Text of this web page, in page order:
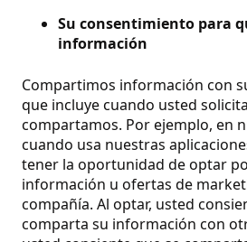
Su consentimiento para
información
Compartimos información con
que incluye cuando usted
compartamos. Por ejemplo, en
cuando usa nuestras
tener la oportunidad de optar
información u ofertas de
compañía. Al optar, usted
comparta su información con